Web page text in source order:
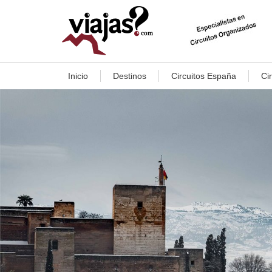
Inicio Destinos Circuitos España